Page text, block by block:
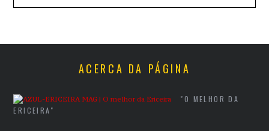
ACERCA DA PÁGINA
"O MELHOR DA
ERICEIRA"